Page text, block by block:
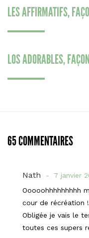
LES AFFIRMATIFS,
LOS ADORABLES,
65 COMMENTAIRES
Nath 7 janvier
Ooooohhhhhhhhh
cour de récréation
Obligée je vais le
toutes ces supers